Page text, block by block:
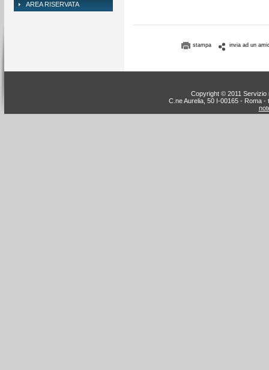
AREA RISERVATA
stampa invia ad un
Copyright © 2011 Servizio
C.ne Aurelia, 50 I-00165 - Roma